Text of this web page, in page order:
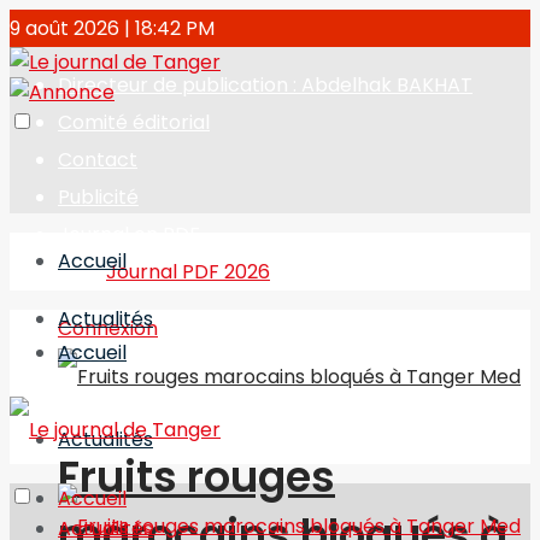
9 août 2026 | 18:42 PM
Directeur de publication : Abdelhak BAKHAT
Journal PDF 2026
Connexion
Accueil
Actualités
Fruits rouges
Accueil
Actualités
Accueil
Actualités